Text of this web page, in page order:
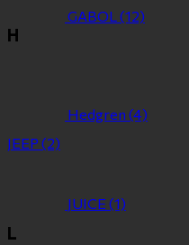
GABOL(12)
H
Hedgren (4)
JEEP (2)
JUICE (1)
L